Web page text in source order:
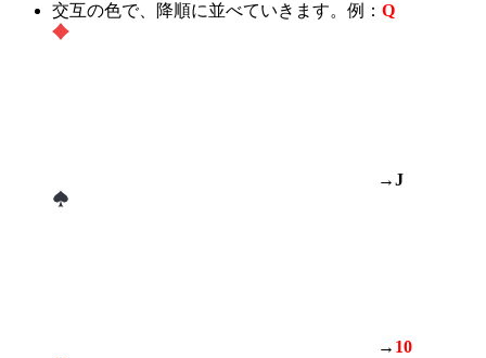
交互の色で、降順に並べていきます。例： Q
→J
→ 10